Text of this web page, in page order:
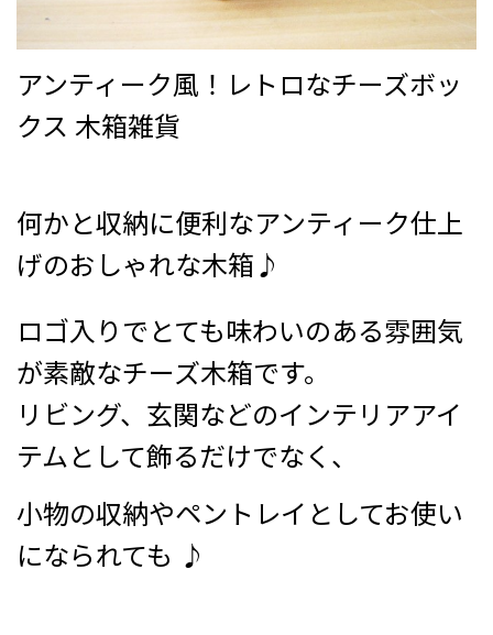
アンティーク風！レトロなチーズボッ
クス 木箱雑貨
何かと収納に便利なアンティーク仕上
げのおしゃれな木箱♪
ロゴ入りでとても味わいのある雰囲気
が素敵なチーズ木箱です。
リビング、玄関などのインテリアアイ
テムとして飾るだけでなく、
小物の収納やペントレイとしてお使い
になられても ♪